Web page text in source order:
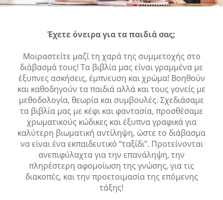
Έχετε όνειρα για τα παιδιά σας;
Μοιραστείτε μαζί τη χαρά της συμμετοχής στο
διάβασμά τους! Τα βιβλία μας είναι γραμμένα με
έξυπνες ασκήσεις, έμπνευση και χρώμα! Βοηθούν
και καθοδηγούν τα παιδιά αλλά και τους γονείς με
μεθοδολογία, θεωρία και συμβουλές. Σχεδιάσαμε
τα βιβλία μας με κέφι και φαντασία, προσθέσαμε
χρωματικούς κώδικες και έξυπνα γραφικά για
καλύτερη βιωματική αντίληψη, ώστε το διάβασμα
να είναι ένα εκπαιδευτικό “ταξίδι”. Προτείνονται
ανεπιφύλαχτα για την επανάληψη, την
πληρέστερη αφομοίωση της γνώσης, για τις
διακοπές, και την προετοιμασία της επόμενης
τάξης!